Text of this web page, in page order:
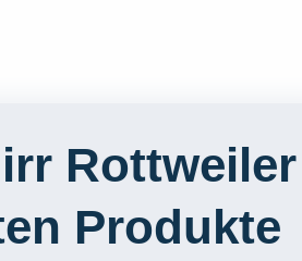
Rottweiler
Produkte